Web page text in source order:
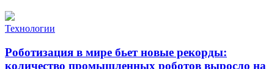
Технологии
Роботизация в мире бьет новые рекорды:
количество промышленных роботов выросло на